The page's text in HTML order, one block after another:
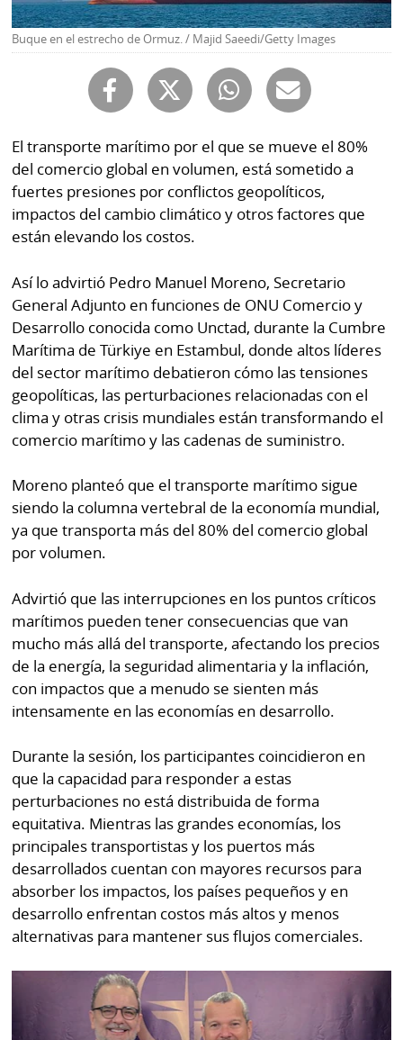
Catálogos
Lotería
Luctuosas
Autores
Notas
al
Buenas
prácticas
SITIOS
Metro
por
Metro
Tienda
Panamá
Tiquetes
Cero
KM
Corprensa
Mi
Diario
Ellas
Club
La
Busca
Fácil
Hoy
Hoy
⌾
Sábado
Picante
⌾
Repregunta
⌾
Tal
Cual
⌾
Sabrina
Sin
Buque en el estrecho de Ormuz. / Majid Saeedi/Getty Images
El transporte marítimo por el que se mueve el 80%
del comercio global en volumen, está sometido a
fuertes presiones por conflictos geopolíticos,
impactos del cambio climático y otros factores que
están elevando los costos.
Así lo advirtió Pedro Manuel Moreno, Secretario
General Adjunto en funciones de ONU Comercio y
Desarrollo conocida como Unctad, durante la Cumbre
Marítima de Türkiye en Estambul, donde altos líderes
del sector marítimo debatieron cómo las tensiones
geopolíticas, las perturbaciones relacionadas con el
clima y otras crisis mundiales están transformando el
comercio marítimo y las cadenas de suministro.
Moreno planteó que el transporte marítimo sigue
siendo la columna vertebral de la economía mundial,
ya que transporta más del 80% del comercio global
por volumen.
Advirtió que las interrupciones en los puntos críticos
marítimos pueden tener consecuencias que van
mucho más allá del transporte, afectando los precios
de la energía, la seguridad alimentaria y la inflación,
con impactos que a menudo se sienten más
intensamente en las economías en desarrollo.
Durante la sesión, los participantes coincidieron en
que la capacidad para responder a estas
perturbaciones no está distribuida de forma
equitativa. Mientras las grandes economías, los
principales transportistas y los puertos más
desarrollados cuentan con mayores recursos para
absorber los impactos, los países pequeños y en
desarrollo enfrentan costos más altos y menos
alternativas para mantener sus flujos comerciales.